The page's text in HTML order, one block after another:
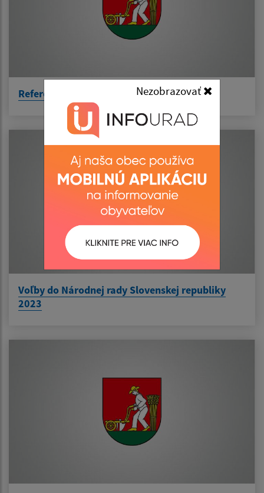
Nezobrazovať
Referendum 2023
Voľby do Národnej rady Slovenskej republiky
2023